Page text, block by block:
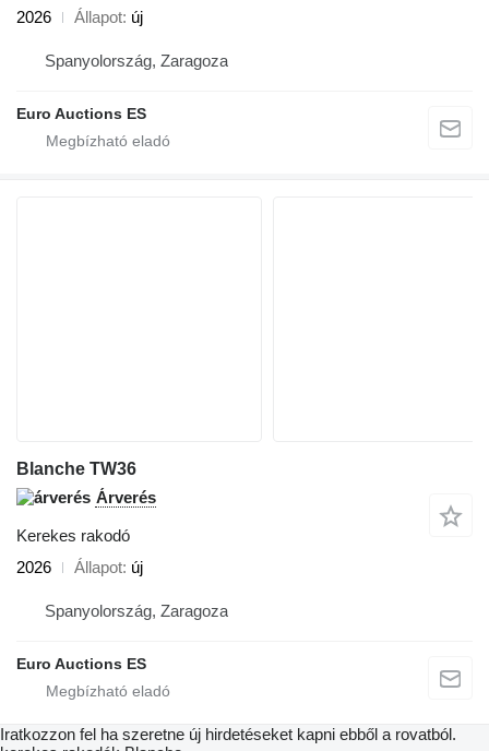
2026
Állapot új
Spanyolország, Zaragoza
Euro Auctions ES
Blanche TW36
Árverés
Kerekes rakodó
2026
Állapot új
Spanyolország, Zaragoza
Euro Auctions ES
Iratkozzon fel ha szeretne új hirdetéseket kapni ebből a rovatból.